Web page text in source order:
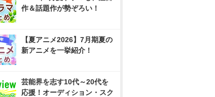
作＆話題作が勢ぞろい！
【夏アニメ2026】7月期夏の
新アニメを一挙紹介！
芸能界を志す10代～20代を
応援！オーディション・スク